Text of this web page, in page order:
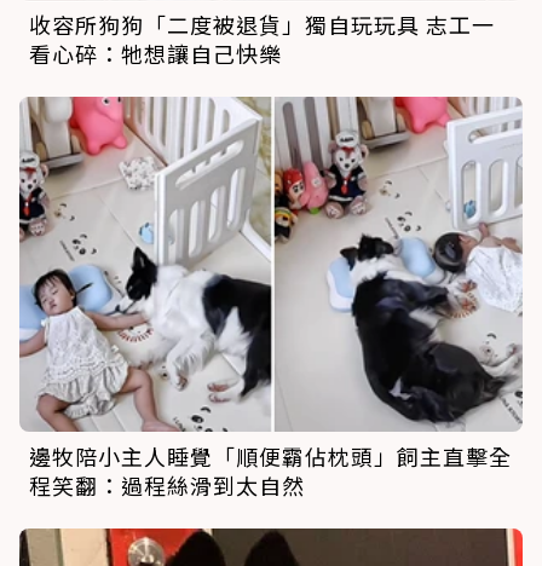
收容所狗狗「二度被退貨」獨自玩玩具 志工一
看心碎：牠想讓自己快樂
邊牧陪小主人睡覺「順便霸佔枕頭」飼主直擊全
程笑翻：過程絲滑到太自然